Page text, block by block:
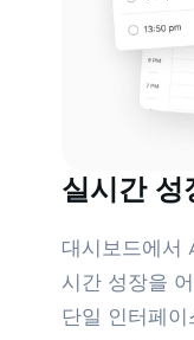
실시간 성
대시보드에서
시간 성장을
단일 인터페